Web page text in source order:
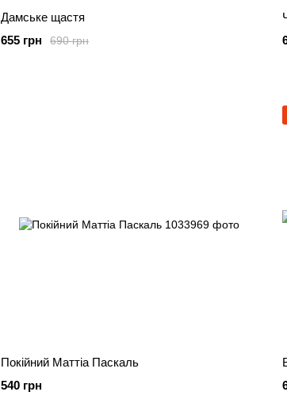
Дамське щастя
690 грн
655 грн
Покійний Маттіа Паскаль
540 грн